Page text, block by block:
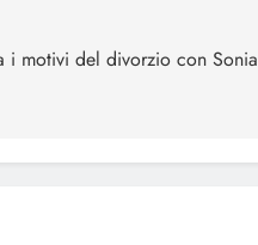
i motivi del divorzio con Sonia